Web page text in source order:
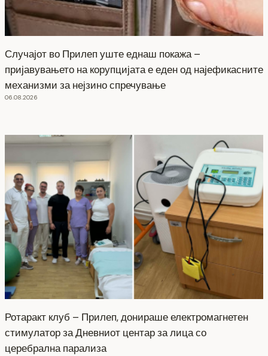
Случајот во Прилеп уште еднаш покажа –
пријавувањето на корупцијата е еден од најефикасните
механизми за нејзино спречување
06.08.2026
Ротаракт клуб – Прилеп, донираше електромагнетен
стимулатор за Дневниот центар за лица со
церебрална парализа